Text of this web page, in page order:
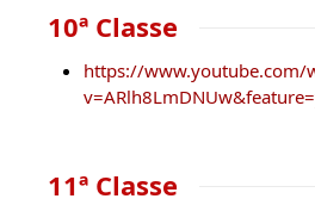
10ª Classe
https://www.youtube.com/
11ª Classe